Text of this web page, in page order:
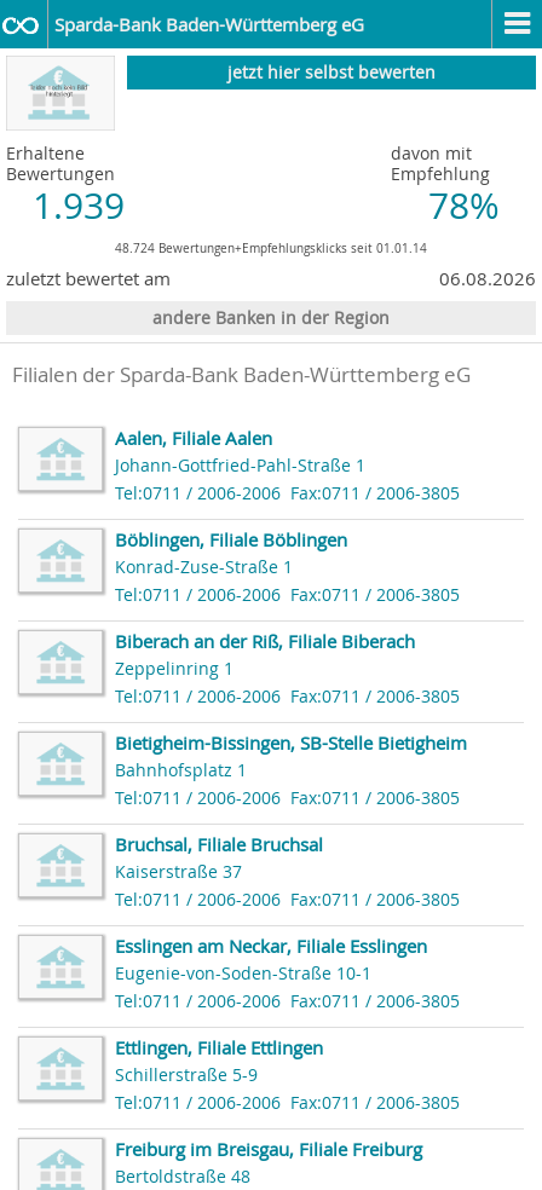
Sparda-Bank Baden-Württemberg eG
jetzt hier selbst bewerten
Erhaltene
Bewertungen
1.939
davon mit
Empfehlung
78%
48.724 Bewertungen+Empfehlungsklicks seit 01.01.14
zuletzt bewertet am 06.08.2026
andere Banken in der Region
Filialen der Sparda-Bank Baden-Württemberg eG
Aalen, Filiale Aalen
Johann-Gottfried-Pahl-Straße 1
Tel:0711 / 2006-2006 Fax:0711 / 2006-3805
Böblingen, Filiale Böblingen
Konrad-Zuse-Straße 1
Tel:0711 / 2006-2006 Fax:0711 / 2006-3805
Biberach an der Riß, Filiale Biberach
Zeppelinring 1
Tel:0711 / 2006-2006 Fax:0711 / 2006-3805
Bietigheim-Bissingen, SB-Stelle Bietigheim
Bahnhofsplatz 1
Tel:0711 / 2006-2006 Fax:0711 / 2006-3805
Bruchsal, Filiale Bruchsal
Kaiserstraße 37
Tel:0711 / 2006-2006 Fax:0711 / 2006-3805
Esslingen am Neckar, Filiale Esslingen
Eugenie-von-Soden-Straße 10-1
Tel:0711 / 2006-2006 Fax:0711 / 2006-3805
Ettlingen, Filiale Ettlingen
Schillerstraße 5-9
Tel:0711 / 2006-2006 Fax:0711 / 2006-3805
Freiburg im Breisgau, Filiale Freiburg
Bertoldstraße 48